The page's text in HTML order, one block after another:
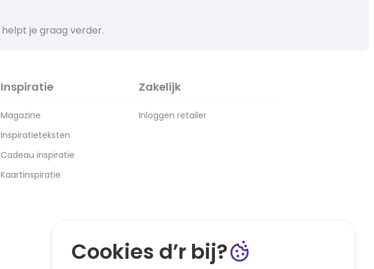
helpt je graag verder.
Inspiratie
Magazine
Inspiratieteksten
Cadeau inspiratie
Kaartinspiratie
Zakelijk
Inloggen retailer
Cookies d’r bij?